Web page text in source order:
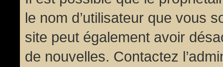
le nom d’utilisateur que vous
site peut également avoir
de nouvelles. Contactez